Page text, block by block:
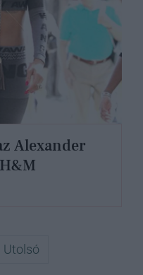
Alexander
Utolsó